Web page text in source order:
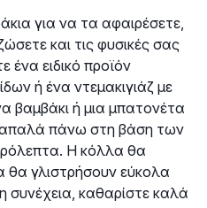
για να τα αφαιρέσετε,
και τις φυσικές σας
ένα ειδικό προϊόν
ή ένα ντεμακιγιάζ με
βαμβάκι ή μια μπατονέτα
απαλά πάνω στη βάση των
Η κόλλα θα
θα γλιστρήσουν εύκολα
συνέχεια, καθαρίστε καλά